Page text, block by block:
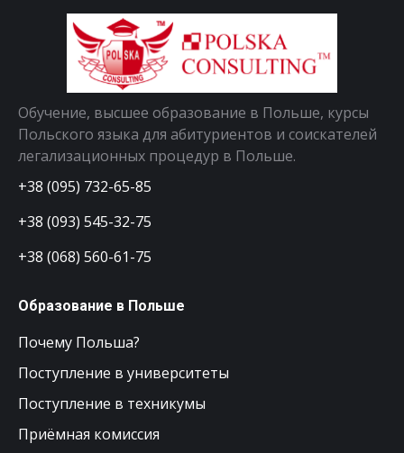
Обучение, высшее образование в Польше, курсы
Польского языка для абитуриентов и соискателей
легализационных процедур в Польше.
+38 (095) 732-65-85
+38 (093) 545-32-75
+38 (068) 560-61-75
Образование в Польше
Почему Польша?
Поступление в университеты
Поступление в техникумы
Приёмная комиссия